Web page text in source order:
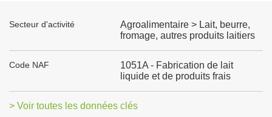
Secteur d'activité
Agroalimentaire > Lait, beurre,
fromage, autres produits laitiers
Code NAF
1051A - Fabrication de lait
liquide et de produits frais
> Voir toutes les données clés